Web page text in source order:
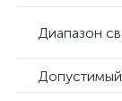
Диапазон
Допустимый